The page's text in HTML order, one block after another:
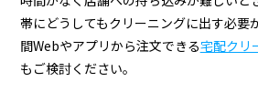
グ
Lenet〈リ
帯にどうしてもクリーニングに出す必要
間Webやアプリから注文できる宅配クリ
もご検討ください。